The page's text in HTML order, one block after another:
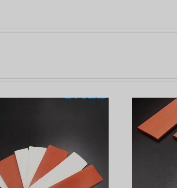
Vorteile von
Silikonprodukten?